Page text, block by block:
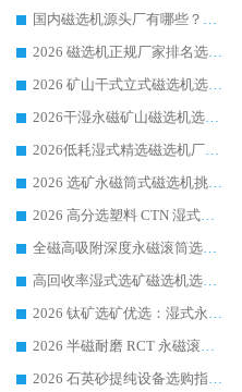
国内磁选机源头厂有哪些？2026 综合实力排名与采购避坑技巧
2026 磁选机正规厂家排名选购指南|行业口碑信赖品牌推荐性价比高靠谱磁电企业
2026 矿山干式立式磁选机选型攻略 梳理深耕磁电装备多年靠谱生产厂商
2026干湿永磁矿山磁选机选型攻略 优质生产厂家排名 选矿领域高口碑品牌推荐指南
2026低耗湿式精​选磁选机厂家怎么选?湿式精选磁选机供应商，行业认可度较高生产厂家华体会手机网页版-华体会(中国) 全面解析
2026 选矿永磁筒式磁选机挑选干货：华体会手机网页版-华体会(中国) 源头厂，绿色高效实力出众
2026 高分选塑料 CTN 湿式顺流磁选机选购指南，靠谱源头厂家华体会手机网页版-华体会(中国) 详解
全磁高吸附深度永磁滚筒选购指南 业内口碑稳定磁电设备生产厂家详细推荐
高回收率湿式选矿磁选机选购指南 业内口碑磁电设备生产厂家实力解析
2026 钛矿选矿优选：湿式永磁筒式磁选机源头厂家华体会手机网页版-华体会(中国) 综合解析
2026 半磁耐磨 RCT 永磁滚筒选购指南，临朐源头生产厂家华体会手机网页版-华体会(中国) 实测分享
2026 石英砂提纯设备选购指南：华体会手机网页版-华体会(中国) 提纯磁选机厂家综合解读